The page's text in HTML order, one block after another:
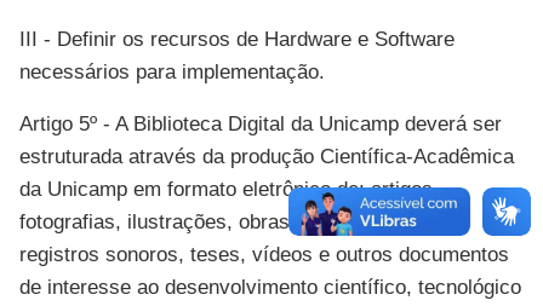
III - Definir os recursos de Hardware e Software
necessários para implementação.
Artigo 5º - A Biblioteca Digital da Unicamp deverá ser
estruturada através da produção Científica-Acadêmica
da Unicamp em formato eletrônico de: artigos,
fotografias, ilustrações, obras de arte, revistas,
registros sonoros, teses, vídeos e outros documentos
de interesse ao desenvolvimento científico, tecnológico